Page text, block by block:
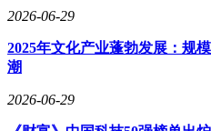
2026-06-29
2025年文化产业蓬勃发展：规
潮
2026-06-29